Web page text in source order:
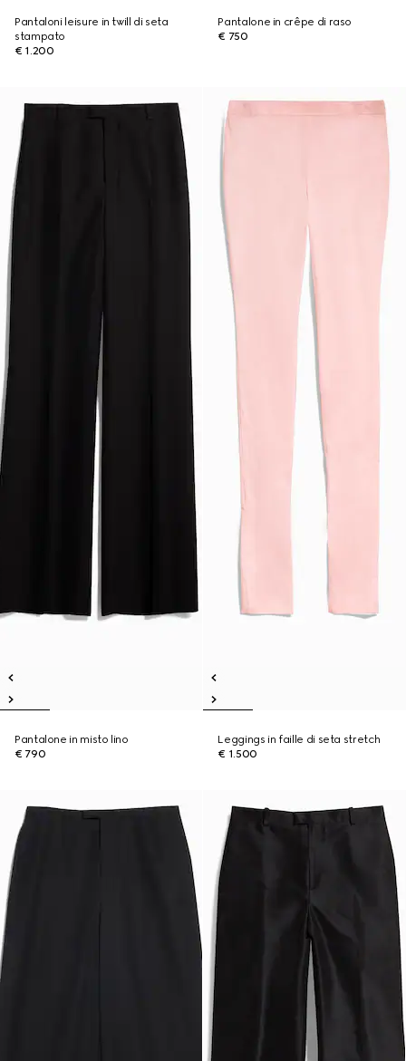
Pantaloni leisure in twill di seta
stampato
€ 1.200
Pantalone in crêpe di raso
€ 750
Pantalone in misto lino
€ 790
Leggings in faille di seta stretch
€ 1.500